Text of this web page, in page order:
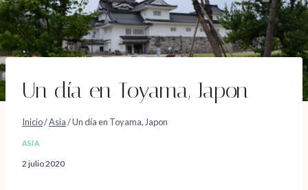
Un día en Toyama, Japon
Inicio/Asia/Un día en Toyama, Japon
ASIA
2 julio 2020